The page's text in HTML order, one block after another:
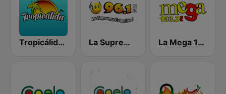
Tropicálida FM La Suprema Estacion 96.1 FM La Mega 103.3 FM